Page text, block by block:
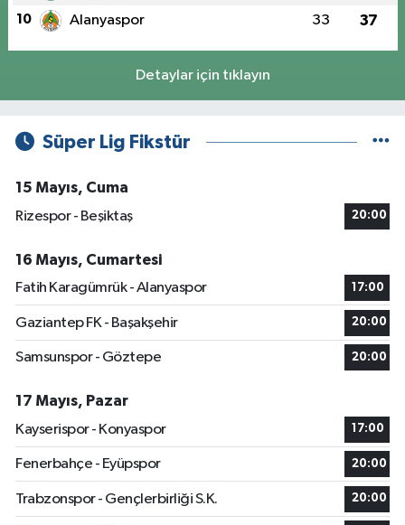
10 Alanyaspor 33 37
Detaylar için tıklayın
Süper Lig Fikstür
15 Mayıs, Cuma
Rizespor - Beşiktaş
20:00
16 Mayıs, Cumartesi
Fatih Karagümrük - Alanyaspor
17:00
Gaziantep FK - Başakşehir 20:00
Samsunspor - Göztepe 20:00
17 Mayıs, Pazar
Kayserispor - Konyaspor
17:00
Fenerbahçe - Eyüpspor 20:00
Trabzonspor - Gençlerbirliği S.K. 20:00